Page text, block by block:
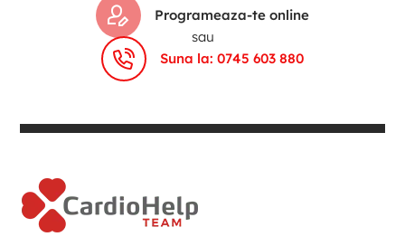
Programeaza-te online
sau
Suna la: 0745 603 880